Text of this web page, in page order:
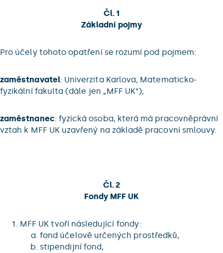
Čl. 1
Základní pojmy
Pro účely tohoto opatření se rozumí pod pojmem:
zaměstnavatel: Univerzita Karlova, Matematicko-
fyzikální fakulta (dále jen „MFF UK“);
zaměstnanec: fyzická osoba, která má pracovněprávní
vztah k MFF UK uzavřený na základě pracovní smlouvy.
Čl. 2
Fondy MFF UK
MFF UK tvoří následující fondy:
fond účelově určených prostředků,
stipendijní fond,